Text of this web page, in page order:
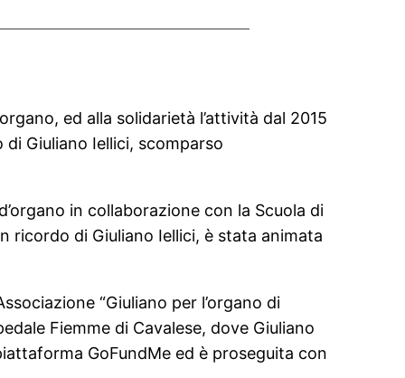
ed alla solidarietà l’attività dal 2015
di Giuliano Iellici, scomparso
in collaborazione con la Scuola di
ricordo di Giuliano Iellici, è stata animata
“Giuliano per l’organo di
Fiemme di Cavalese, dove Giuliano
GoFundMe ed è proseguita con